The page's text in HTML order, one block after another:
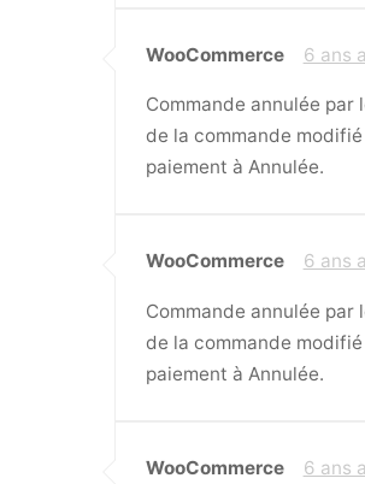
WooCommerce 6 ans
Commande annulée par
de la commande
paiement à Annulée.
WooCommerce 6 ans
Commande annulée par
de la commande
paiement à Annulée.
WooCommerce 6 ans